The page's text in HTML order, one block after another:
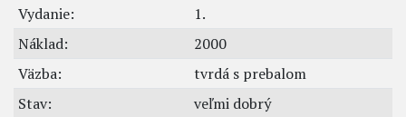
Vydanie:
1.
Náklad:
2000
Väzba:
tvrdá s prebalom
Stav:
veľmi dobrý